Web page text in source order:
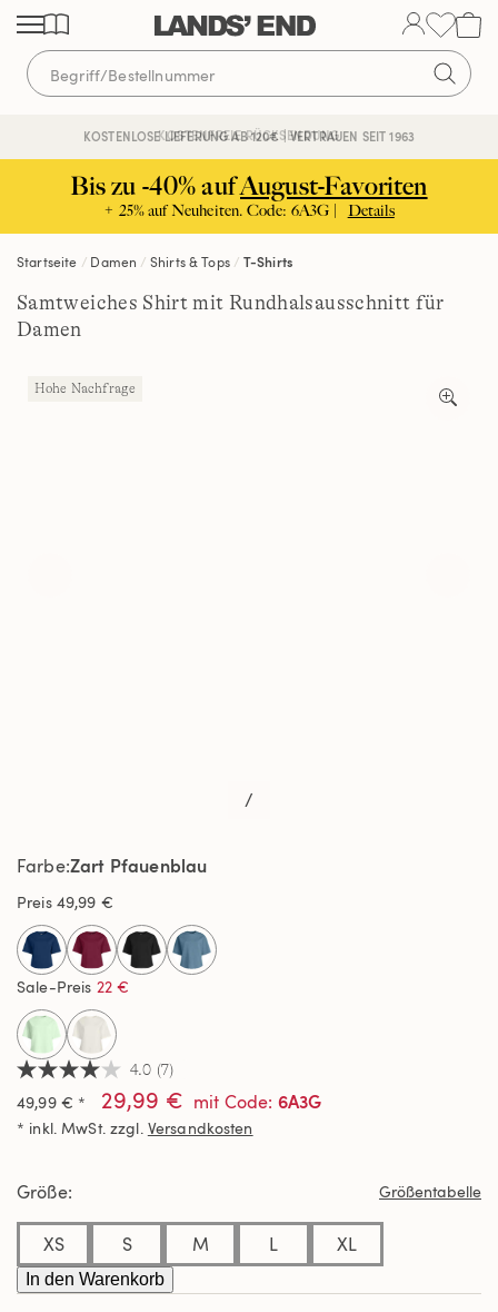
Direkt
zum
Inhalt
Direkt
zur
Navigation
Direkt
zur
Suche
KOSTENLOSE LIEFERUNG AB 120€ | VERTRAUEN SEIT 1963
KOSTENFREIE RÜCKSENDUNG
Bis zu -40% aufAugust-Favoriten
+ 25% auf Neuheiten. Code: 6A3G | Details
Startseite Damen Shirts & Tops T-Shirts
Samtweiches Shirt mit Rundhalsausschnitt für
Damen
/
4.0
von
5
Sternen,
Bewertung.
Read
7
Reviews.
Link
auf
derselben
4.0 (7)
49,99 € * 29,99 € mit Code: 6A3G
* inkl. MwSt. zzgl. Versandkosten
FarbeZart Pfauenblau
Preis 49,99 €
selected
Sale-Preis 22 €
Größe Größentabelle
XS S M L XL
In den Warenkorb